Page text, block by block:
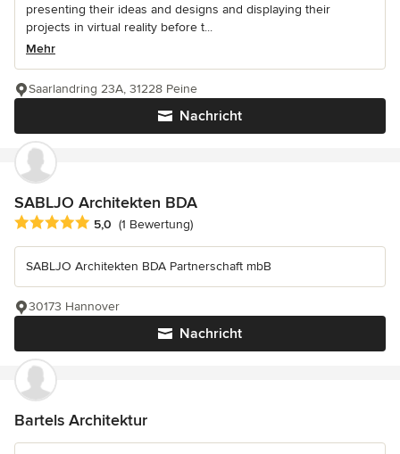
presenting their ideas and designs and displaying their
projects in virtual reality before t...
Mehr
Nachricht
Saarlandring 23A, 31228 Peine
SABLJO Architekten BDA
Durchschnittliche Bewertung: 5 von 5 Sternen
5,0 (1 Bewertung)
SABLJO Architekten BDA Partnerschaft mbB
Nachricht
30173 Hannover
Bartels Architektur